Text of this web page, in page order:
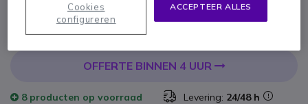
IN WINKELWAGEN
OFFERTE BINNEN 4 UUR
8 producten op voorraad Levering: 24/48 h
ACCEPTEER ALLES
Cookies
configureren